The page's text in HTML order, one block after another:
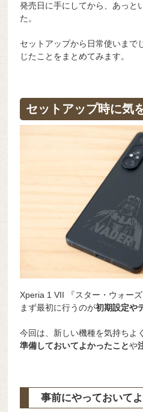
発売日に手にしてから、あっと
た。
セットアップから日常使いまで
じたことをまとめてみます。
セットアップ時に気
Xperia 1 VII 『スター・ウォー
まず最初に行うのが初期設定や
今回は、新しい機種を気持ちよ
準備しておいてよかったことや
事前にやっておいて